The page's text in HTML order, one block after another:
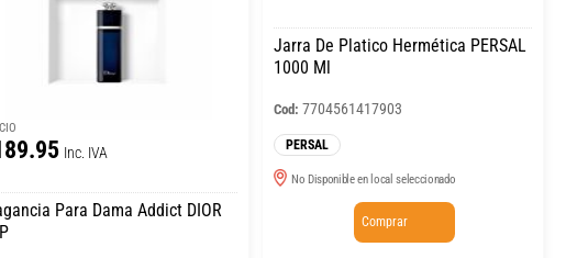
Inc. IVA
Para Dama Addict DIOR
Jarra De Platico Hermética PERSAL
1000 Ml
Cod: 7704561417903
PERSAL
No Disponible en local seleccionado
Comprar